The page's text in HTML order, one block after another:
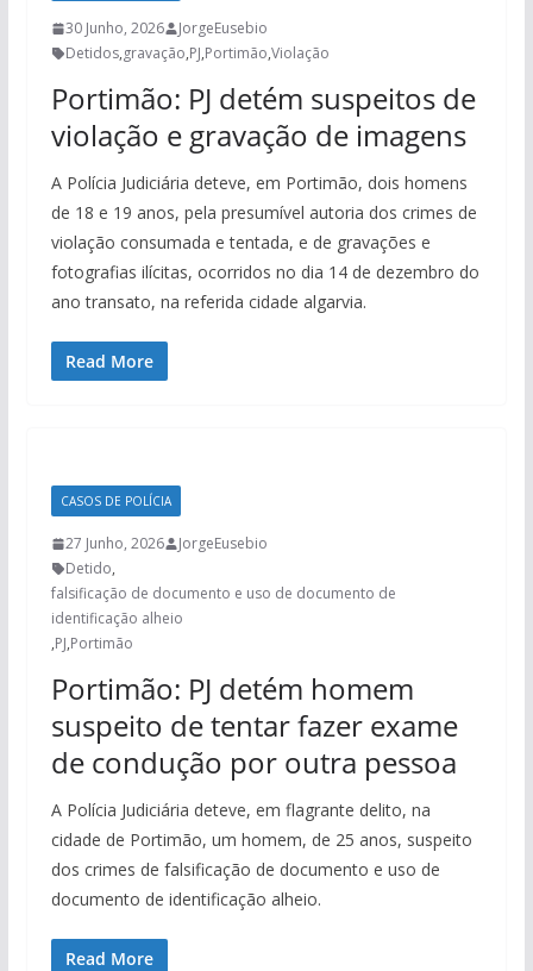
30 Junho, 2026
JorgeEusebio
Detidos,gravação,PJ,Portimão,Violação
Portimão: PJ detém suspeitos de
violação e gravação de imagens
A Polícia Judiciária deteve, em Portimão, dois homens
de 18 e 19 anos, pela presumível autoria dos crimes de
violação consumada e tentada, e de gravações e
fotografias ilícitas, ocorridos no dia 14 de dezembro do
ano transato, na referida cidade algarvia.
Read More
CASOS DE POLÍCIA
27 Junho, 2026
JorgeEusebio
Detido,
falsificação de documento e uso de documento de
identificação alheio
,PJ,Portimão
Portimão: PJ detém homem
suspeito de tentar fazer exame
de condução por outra pessoa
A Polícia Judiciária deteve, em flagrante delito, na
cidade de Portimão, um homem, de 25 anos, suspeito
dos crimes de falsificação de documento e uso de
documento de identificação alheio.
Read More